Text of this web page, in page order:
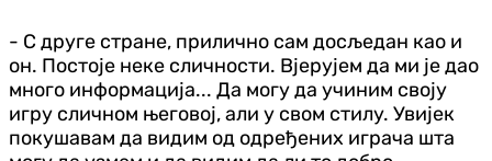
- С друге стране, прилично сам досљедан као и
он. Постоје неке сличности. Вјерујем да ми је дао
много информација... Да могу да учиним своју
игру сличном његовој, али у свом стилу. Увијек
покушавам да видим од одређених играча шта